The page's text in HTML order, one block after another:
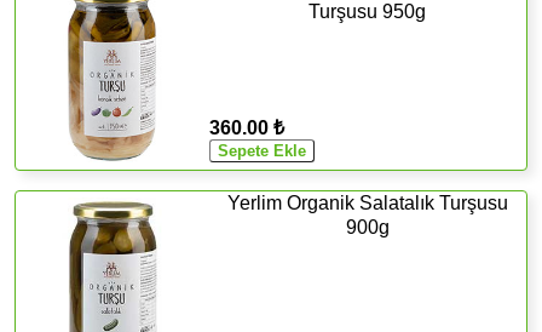
Turşusu 950g
360.00 ₺
Yerlim Organik Salatalık Turşusu
900g